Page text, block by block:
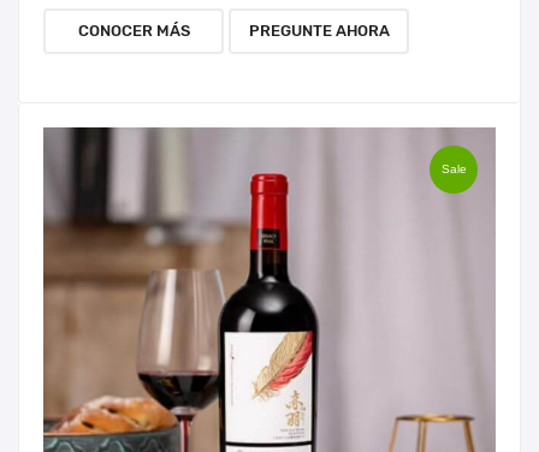
CONOCER MÁS PREGUNTE AHORA
Sale